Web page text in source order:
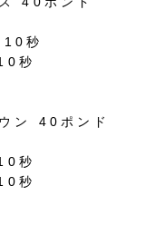
秒
秒
ン 40ポンド
秒
秒